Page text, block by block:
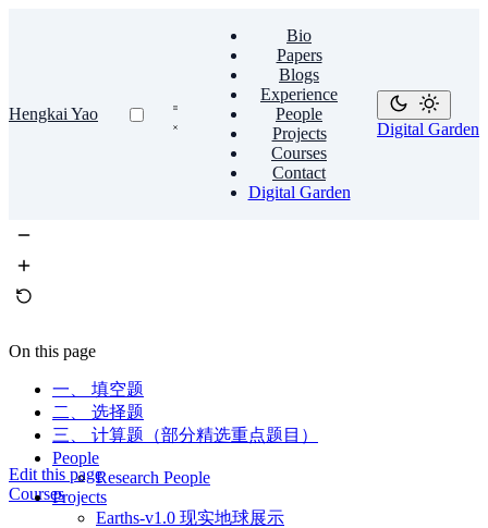
Hengkai Yao
Bio
Papers
Blogs
Experience
People
Projects
Courses
Contact
Digital Garden
Digital Garden
People
Research People
Projects
Earths-v1.0 现实地球展示
On this page
一、 填空题
二、 选择题
三、 计算题（部分精选重点题目）
Edit this page
Courses